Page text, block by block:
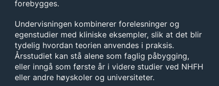
forebygges.
Undervisningen kombinerer forelesninger og
egenstudier med kliniske eksempler, slik at det blir
tydelig hvordan teorien anvendes i praksis.
Årsstudiet kan stå alene som faglig påbygging,
eller inngå som første år i videre studier ved NHFH
eller andre høyskoler og universiteter.